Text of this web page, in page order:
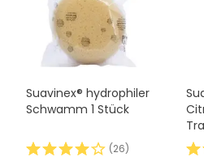
Suavinex® hydrophiler
Schwamm 1 Stück
(26)